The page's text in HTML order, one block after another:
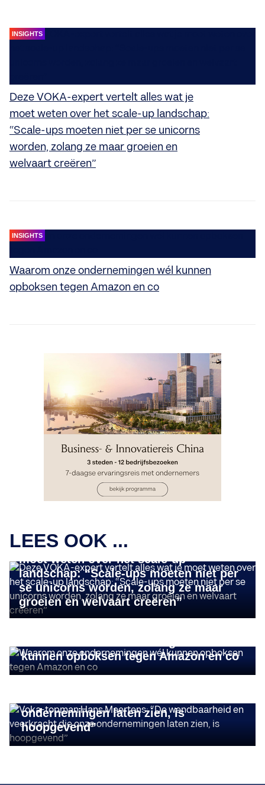
INSIGHTS
Deze VOKA-expert vertelt alles wat je
moet weten over het scale-up landschap:
“Scale-ups moeten niet per se unicorns
worden, zolang ze maar groeien en
welvaart creëren”
INSIGHTS
Waarom onze ondernemingen wél kunnen
opboksen tegen Amazon en co
LEES OOK ...
Deze VOKA-expert vertelt alles wat je
moet weten over het scale-up
landschap: “Scale-ups moeten niet per
se unicorns worden, zolang ze maar
groeien en welvaart creëren”
kunnen opboksen tegen Amazon en co
INSIGHTS
ondernemingen laten zien, is
hoopgevend”